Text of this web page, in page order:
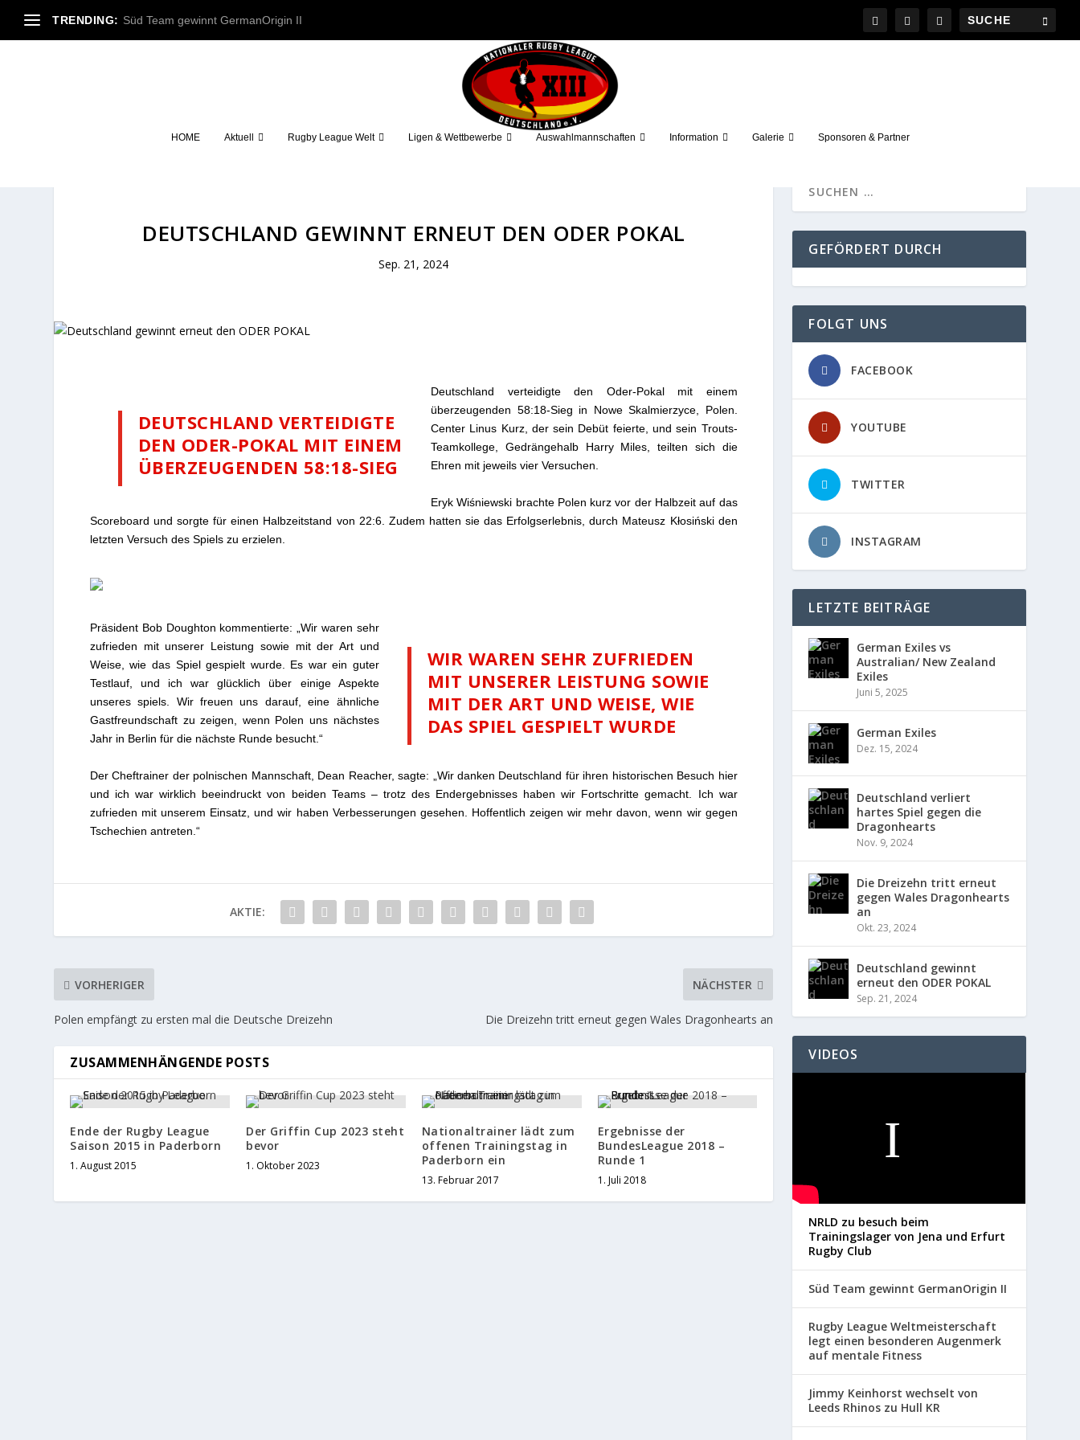
TRENDING: Süd Team gewinnt GermanOrigin II
HOME Aktuell Rugby League Welt Ligen & Wettbewerbe Auswahlmannschaften Information Galerie Sponsoren & Partner
DEUTSCHLAND GEWINNT ERNEUT DEN ODER POKAL
Sep. 21, 2024
DEUTSCHLAND VERTEIDIGTE
DEN ODER-POKAL MIT EINEM
ÜBERZEUGENDEN 58:18-SIEG
Deutschland verteidigte den Oder-Pokal mit einem
überzeugenden 58:18-Sieg in Nowe Skalmierzyce, Polen.
Center Linus Kurz, der sein Debüt feierte, und sein Trouts-
Teamkollege, Gedrängehalb Harry Miles, teilten sich die
Ehren mit jeweils vier Versuchen.
Eryk Wiśniewski brachte Polen kurz vor der Halbzeit auf das
Scoreboard und sorgte für einen Halbzeitstand von 22:6. Zudem hatten sie das Erfolgserlebnis, durch Mateusz Kłosiński den
letzten Versuch des Spiels zu erzielen.
WIR WAREN SEHR ZUFRIEDEN
MIT UNSERER LEISTUNG SOWIE
MIT DER ART UND WEISE, WIE
DAS SPIEL GESPIELT WURDE
Präsident Bob Doughton kommentierte: „Wir waren sehr
zufrieden mit unserer Leistung sowie mit der Art und
Weise, wie das Spiel gespielt wurde. Es war ein guter
Testlauf, und ich war glücklich über einige Aspekte
unseres spiels. Wir freuen uns darauf, eine ähnliche
Gastfreundschaft zu zeigen, wenn Polen uns nächstes
Jahr in Berlin für die nächste Runde besucht.“
Der Cheftrainer der polnischen Mannschaft, Dean Reacher, sagte: „Wir danken Deutschland für ihren historischen Besuch hier
und ich war wirklich beeindruckt von beiden Teams – trotz des Endergebnisses haben wir Fortschritte gemacht. Ich war
zufrieden mit unserem Einsatz, und wir haben Verbesserungen gesehen. Hoffentlich zeigen wir mehr davon, wenn wir gegen
Tschechien antreten.“
AKTIE:
VORHERIGER
Polen empfängt zu ersten mal die Deutsche Dreizehn
NÄCHSTER
Die Dreizehn tritt erneut gegen Wales Dragonhearts an
ZUSAMMENHÄNGENDE POSTS
Ende der Rugby League
Saison 2015 in Paderborn
1. August 2015
Der Griffin Cup 2023 steht
bevor
1. Oktober 2023
Nationaltrainer lädt zum
offenen Trainingstag in
Paderborn ein
13. Februar 2017
Ergebnisse der
BundesLeague 2018 –
Runde 1
1. Juli 2018
GEFÖRDERT DURCH
FOLGT UNS
FACEBOOK
YOUTUBE
TWITTER
INSTAGRAM
LETZTE BEITRÄGE
German Exiles vs
Australian/ New Zealand
Exiles
Juni 5, 2025
German Exiles
Dez. 15, 2024
Deutschland verliert
hartes Spiel gegen die
Dragonhearts
Nov. 9, 2024
Die Dreizehn tritt erneut
gegen Wales Dragonhearts
an
Okt. 23, 2024
Deutschland gewinnt
erneut den ODER POKAL
Sep. 21, 2024
VIDEOS
NRLD zu besuch beim
Trainingslager von Jena und Erfurt
Rugby Club
Süd Team gewinnt GermanOrigin II
Rugby League Weltmeisterschaft
legt einen besonderen Augenmerk
auf mentale Fitness
Jimmy Keinhorst wechselt von
Leeds Rhinos zu Hull KR